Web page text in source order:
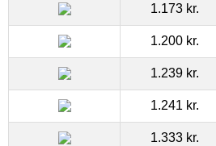
1.173 kr.
1.200 kr.
1.239 kr.
1.241 kr.
1.333 kr.